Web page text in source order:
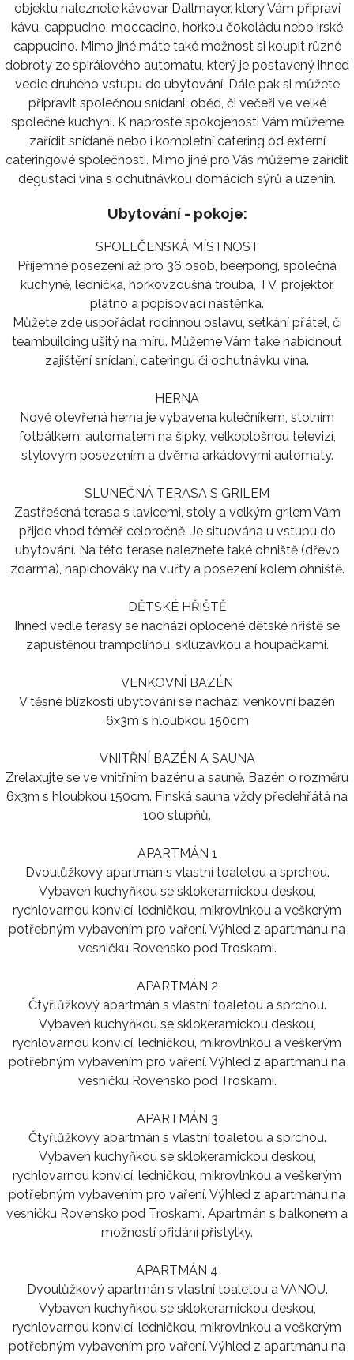
objektu naleznete kávovar Dallmayer, který Vám připraví
kávu, cappucino, moccacino, horkou čokoládu nebo irské
cappucino. Mimo jiné máte také možnost si koupit různé
dobroty ze spirálového automatu, který je postavený ihned
vedle druhého vstupu do ubytování. Dále pak si můžete
připravit společnou snídani, oběd, či večeři ve velké
společné kuchyni. K naprosté spokojenosti Vám můžeme
zařídit snídaně nebo i kompletní catering od externí
cateringové společnosti. Mimo jiné pro Vás můžeme zařídit
degustaci vína s ochutnávkou domácích sýrů a uzenin.
Ubytování - pokoje:
SPOLEČENSKÁ MÍSTNOST
Příjemné posezení až pro 36 osob, beerpong, společná
kuchyně, lednička, horkovzdušná trouba, TV, projektor,
plátno a popisovací nástěnka.
Můžete zde uspořádat rodinnou oslavu, setkání přátel, či
teambuilding ušitý na míru. Můžeme Vám také nabídnout
zajištění snídaní, cateringu či ochutnávku vína.
HERNA
Nově otevřená herna je vybavena kulečníkem, stolním
fotbálkem, automatem na šipky, velkoplošnou televizí,
stylovým posezením a dvěma arkádovými automaty.
SLUNEČNÁ TERASA S GRILEM
Zastřešená terasa s lavicemi, stoly a velkým grilem Vám
přijde vhod téměř celoročně. Je situována u vstupu do
ubytování. Na této terase naleznete také ohniště (dřevo
zdarma), napichováky na vuřty a posezení kolem ohniště.
DĚTSKÉ HŘIŠTĚ
Ihned vedle terasy se nachází oplocené dětské hřiště se
zapuštěnou trampolínou, skluzavkou a houpačkami.
VENKOVNÍ BAZÉN
V těsné blízkosti ubytování se nachází venkovní bazén
6x3m s hloubkou 150cm
VNITŘNÍ BAZÉN A SAUNA
Zrelaxujte se ve vnitřním bazénu a sauně. Bazén o rozměru
6x3m s hloubkou 150cm. Finská sauna vždy předehřátá na
100 stupňů.
APARTMÁN 1
Dvoulůžkový apartmán s vlastní toaletou a sprchou.
Vybaven kuchyňkou se sklokeramickou deskou,
rychlovarnou konvicí, ledničkou, mikrovlnkou a veškerým
potřebným vybavením pro vaření. Výhled z apartmánu na
vesničku Rovensko pod Troskami.
APARTMÁN 2
Čtyřlůžkový apartmán s vlastní toaletou a sprchou.
Vybaven kuchyňkou se sklokeramickou deskou,
rychlovarnou konvicí, ledničkou, mikrovlnkou a veškerým
potřebným vybavením pro vaření. Výhled z apartmánu na
vesničku Rovensko pod Troskami.
APARTMÁN 3
Čtyřlůžkový apartmán s vlastní toaletou a sprchou.
Vybaven kuchyňkou se sklokeramickou deskou,
rychlovarnou konvicí, ledničkou, mikrovlnkou a veškerým
potřebným vybavením pro vaření. Výhled z apartmánu na
vesničku Rovensko pod Troskami. Apartmán s balkonem a
možností přidání přistýlky.
APARTMÁN 4
Dvoulůžkový apartmán s vlastní toaletou a VANOU.
Vybaven kuchyňkou se sklokeramickou deskou,
rychlovarnou konvicí, ledničkou, mikrovlnkou a veškerým
potřebným vybavením pro vaření. Výhled z apartmánu na